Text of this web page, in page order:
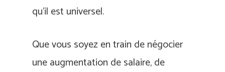
qu’il est universel.
Que vous soyez en train de négocier
une augmentation de salaire, de